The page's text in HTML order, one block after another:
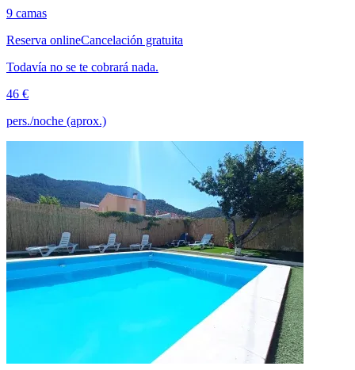
9 camas
Reserva onlineCancelación gratuita
Todavía no se te cobrará nada.
46 €
pers./noche (aprox.)